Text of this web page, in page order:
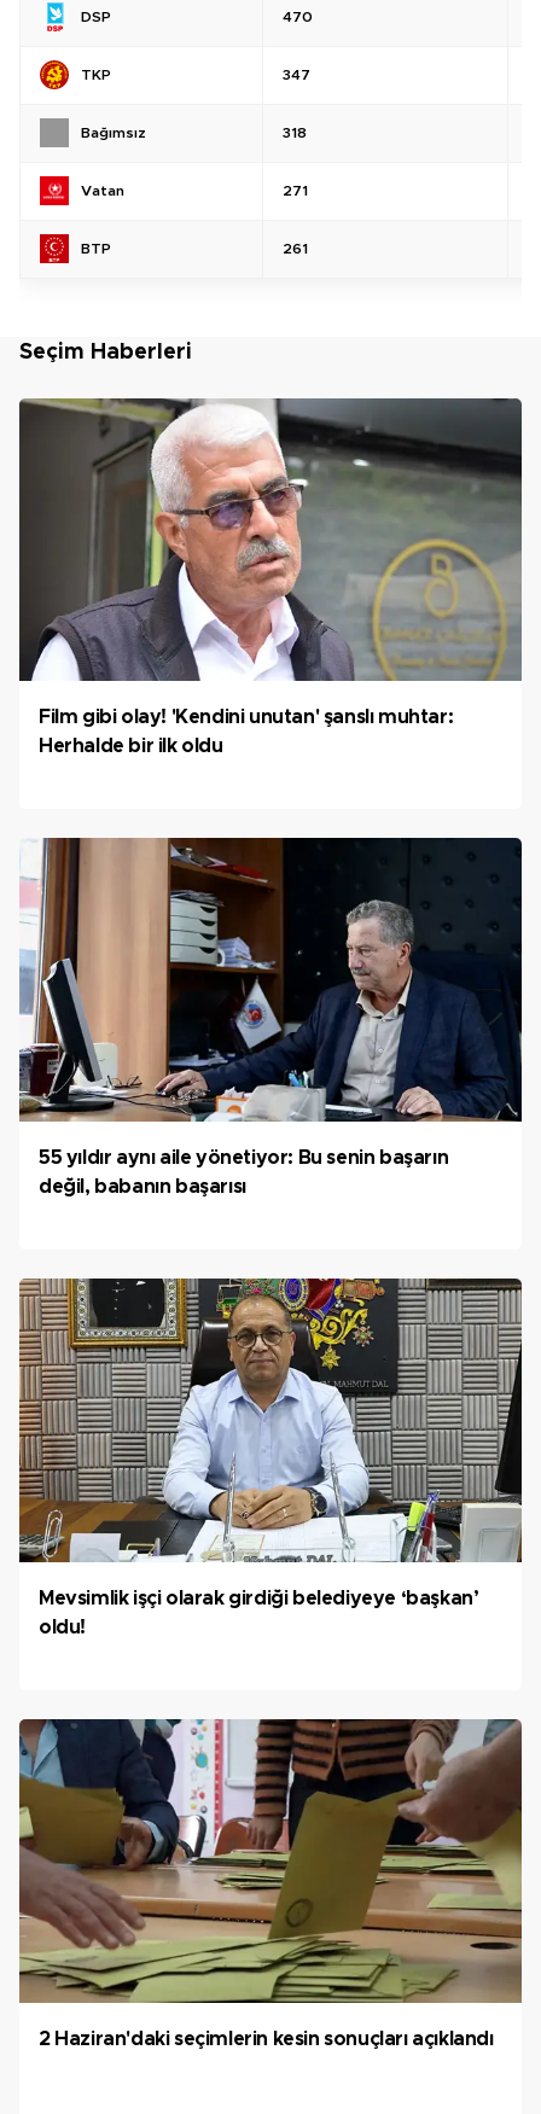
DSP 470
TKP 347
Bağımsız 318
Vatan 271
BTP 261
Seçim Haberleri
Film gibi olay! 'Kendini unutan' şanslı muhtar:
Herhalde bir ilk oldu
55 yıldır aynı aile yönetiyor: Bu senin başarın
değil, babanın başarısı
Mevsimlik işçi olarak girdiği belediyeye ‘başkan’
oldu!
2 Haziran'daki seçimlerin kesin sonuçları açıklandı